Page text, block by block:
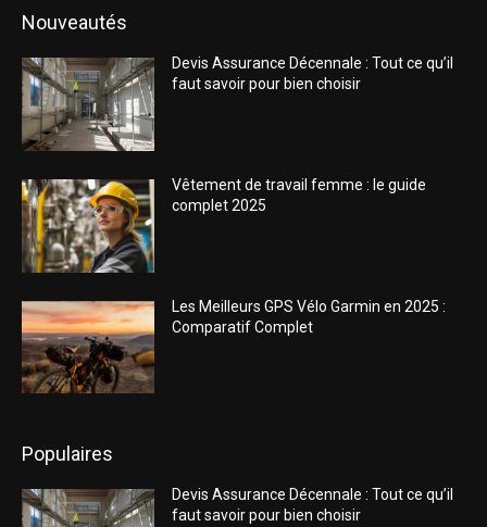
Nouveautés
Devis Assurance Décennale : Tout ce qu’il
faut savoir pour bien choisir
Vêtement de travail femme : le guide
complet 2025
Les Meilleurs GPS Vélo Garmin en 2025 :
Comparatif Complet
Populaires
Devis Assurance Décennale : Tout ce qu’il
faut savoir pour bien choisir